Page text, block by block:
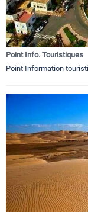
Point Info. Touristiques
Point Information